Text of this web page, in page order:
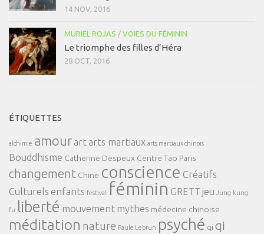
14 NOV, 2016
MURIEL ROJAS / VOIES DU FÉMININ
Le triomphe des filles d’Héra
28 OCT, 2016
ÉTIQUETTES
alchimie amour art arts martiaux arts martiaux chinois
Bouddhisme Catherine Despeux Centre Tao Paris
changement Chine conscience Créatifs
Culturels enfants festival féminin GRETT jeu Jung kung
fu liberté mouvement mythes médecine chinoise
méditation nature Paule Lebrun psyché qi qi